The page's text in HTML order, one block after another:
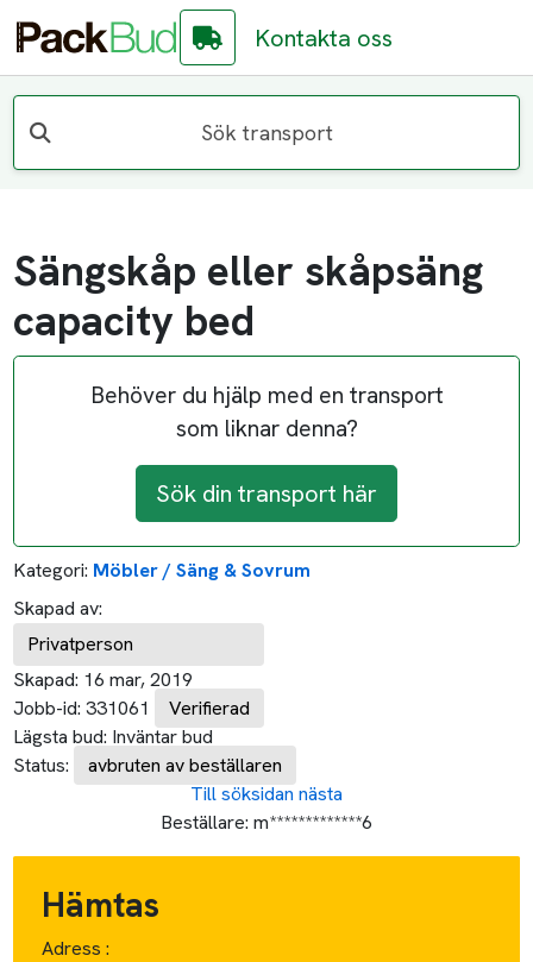
Kontakta oss
Sök transport
Sängskåp eller skåpsäng
capacity bed
Behöver du hjälp med en transport
som liknar denna?
Sök din transport här
Kategori: Möbler / Säng & Sovrum
Skapad av:
Privatperson
Skapad: 16 mar, 2019
Jobb-id: 331061
Verifierad
Lägsta bud: Inväntar bud
Status:
avbruten av beställaren
Till söksidan nästa
Beställare: m*************6
Hämtas
Adress :